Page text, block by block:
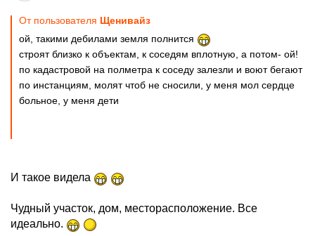
От пользователя Щенивайз
ой, такими дебилами земля полнится
строят близко к объектам, к соседям вплотную, а потом- ой!
по кадастровой на полметра к соседу залезли и воют бегают
по инстанциям, молят чтоб не сносили, у меня мол сердце
больное, у меня дети
И такое видела
Чудный участок, дом, месторасположение. Все
идеально.